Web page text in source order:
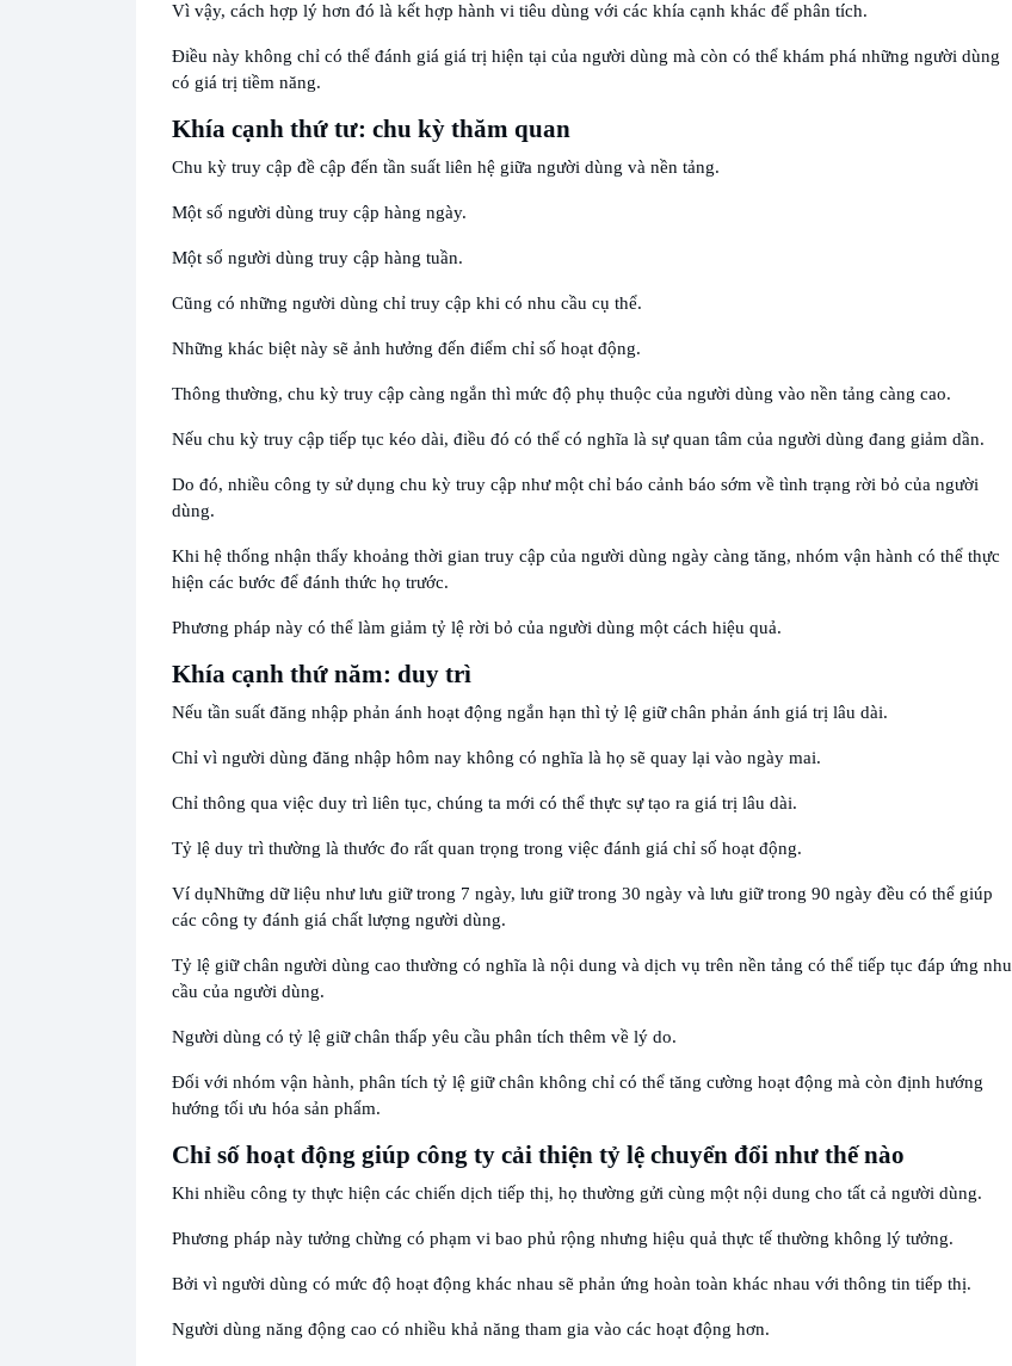
Vì vậy, cách hợp lý hơn đó là kết hợp hành vi tiêu dùng với các khía cạnh khác để phân tích.
Điều này không chỉ có thể đánh giá giá trị hiện tại của người dùng mà còn có thể khám phá những người dùng
có giá trị tiềm năng.
Khía cạnh thứ tư: chu kỳ thăm quan
Chu kỳ truy cập đề cập đến tần suất liên hệ giữa người dùng và nền tảng.
Một số người dùng truy cập hàng ngày.
Một số người dùng truy cập hàng tuần.
Cũng có những người dùng chỉ truy cập khi có nhu cầu cụ thể.
Những khác biệt này sẽ ảnh hưởng đến điểm chỉ số hoạt động.
Thông thường, chu kỳ truy cập càng ngắn thì mức độ phụ thuộc của người dùng vào nền tảng càng cao.
Nếu chu kỳ truy cập tiếp tục kéo dài, điều đó có thể có nghĩa là sự quan tâm của người dùng đang giảm dần.
Do đó, nhiều công ty sử dụng chu kỳ truy cập như một chỉ báo cảnh báo sớm về tình trạng rời bỏ của người
dùng.
Khi hệ thống nhận thấy khoảng thời gian truy cập của người dùng ngày càng tăng, nhóm vận hành có thể thực
hiện các bước để đánh thức họ trước.
Phương pháp này có thể làm giảm tỷ lệ rời bỏ của người dùng một cách hiệu quả.
Khía cạnh thứ năm: duy trì
Nếu tần suất đăng nhập phản ánh hoạt động ngắn hạn thì tỷ lệ giữ chân phản ánh giá trị lâu dài.
Chỉ vì người dùng đăng nhập hôm nay không có nghĩa là họ sẽ quay lại vào ngày mai.
Chỉ thông qua việc duy trì liên tục, chúng ta mới có thể thực sự tạo ra giá trị lâu dài.
Tỷ lệ duy trì thường là thước đo rất quan trọng trong việc đánh giá chỉ số hoạt động.
Ví dụNhững dữ liệu như lưu giữ trong 7 ngày, lưu giữ trong 30 ngày và lưu giữ trong 90 ngày đều có thể giúp
các công ty đánh giá chất lượng người dùng.
Tỷ lệ giữ chân người dùng cao thường có nghĩa là nội dung và dịch vụ trên nền tảng có thể tiếp tục đáp ứng nhu
cầu của người dùng.
Người dùng có tỷ lệ giữ chân thấp yêu cầu phân tích thêm về lý do.
Đối với nhóm vận hành, phân tích tỷ lệ giữ chân không chỉ có thể tăng cường hoạt động mà còn định hướng
hướng tối ưu hóa sản phẩm.
Chỉ số hoạt động giúp công ty cải thiện tỷ lệ chuyển đổi như thế nào
Khi nhiều công ty thực hiện các chiến dịch tiếp thị, họ thường gửi cùng một nội dung cho tất cả người dùng.
Phương pháp này tưởng chừng có phạm vi bao phủ rộng nhưng hiệu quả thực tế thường không lý tưởng.
Bởi vì người dùng có mức độ hoạt động khác nhau sẽ phản ứng hoàn toàn khác nhau với thông tin tiếp thị.
Người dùng năng động cao có nhiều khả năng tham gia vào các hoạt động hơn.